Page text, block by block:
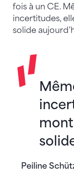
fois à un CE.
incertitudes,
solide
Peiline